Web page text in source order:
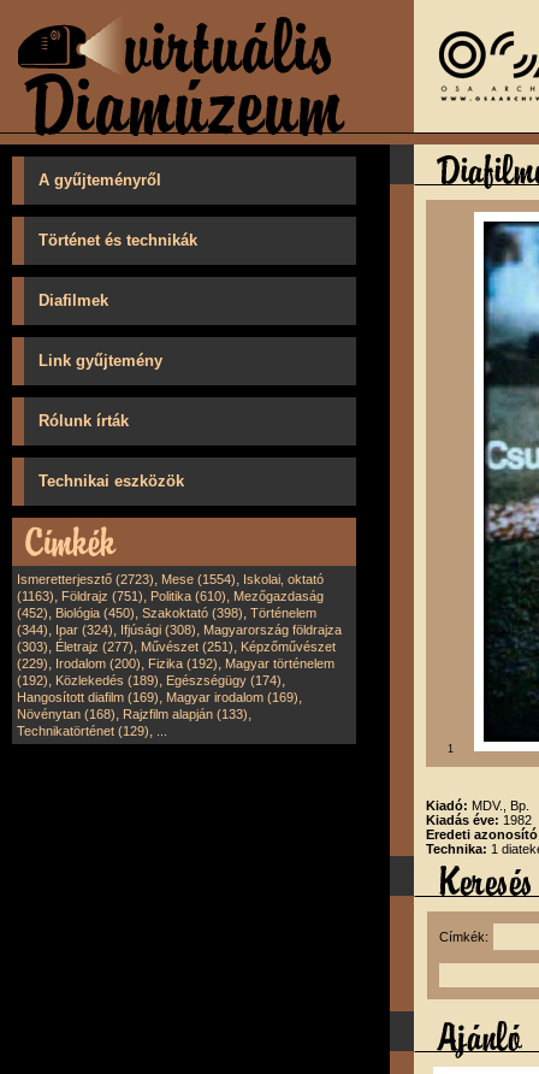
A gyűjteményről
Történet és technikák
Diafilmek
Link gyűjtemény
Rólunk írták
Technikai eszközök
Ismeretterjesztő (2723), Mese (1554), Iskolai, oktató
(1163), Földrajz (751), Politika (610), Mezőgazdaság
(452), Biológia (450), Szakoktató (398), Történelem
(344), Ipar (324), Ifjúsági (308), Magyarország földrajza
(303), Életrajz (277), Művészet (251), Képzőművészet
(229), Irodalom (200), Fizika (192), Magyar történelem
(192), Közlekedés (189), Egészségügy (174),
Hangosított diafilm (169), Magyar irodalom (169),
Növénytan (168), Rajzfilm alapján (133),
Technikatörténet (129),
1
Kiadó: MDV., Bp.
Kiadás éve: 1982
Eredeti
Technika: 1
Címkék: